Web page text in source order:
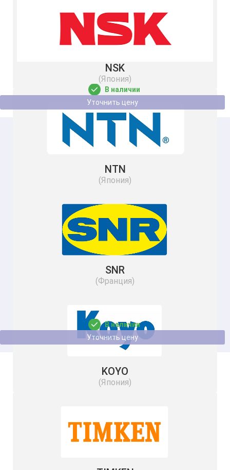
В наличии
Уточнить цену
В наличии
Уточнить цену
NSK
(Япония)
NTN
(Япония)
SNR
(Франция)
KOYO
(Япония)